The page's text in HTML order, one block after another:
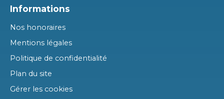
Informations
Nos honoraires
Mentions légales
Politique de confidentialité
Plan du site
Gérer les cookies